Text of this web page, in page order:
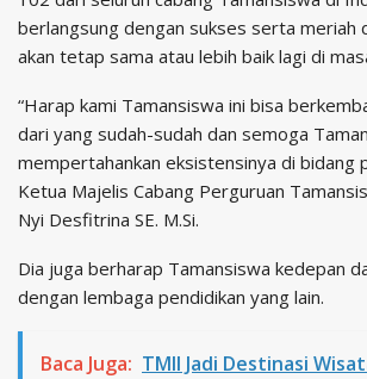
berlangsung dengan sukses serta meriah
akan tetap sama atau lebih baik lagi di
“Harap kami Tamansiswa ini bisa
dari yang sudah-sudah dan semoga
mempertahankan eksistensinya di bidang
Ketua Majelis Cabang Perguruan
Nyi Desfitrina SE. M.Si.
Dia juga berharap Tamansiswa kedepan
dengan lembaga pendidikan yang lain.
Baca Juga: TMII Jadi Destinasi